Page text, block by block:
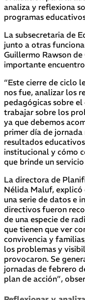
analiza y reflexiona
programas
La subsecretaria de
junto a otras
Guillermo Rawson
importante
“Este cierre de ciclo
nos fue, analizar los
pedagógicas sobre
trabajar sobre los
ya que debemos
primer día de jornada
resultados
institucional y cómo
que brinde un
La directora de
Nélida Maluf, explicó
una serie de datos e
directivos fueron
de una especie de
que tienen que ver
convivencia y
los problemas y
provocaron. Se
jornadas de febrero
plan de acción”,